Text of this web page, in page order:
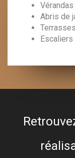
Vérandas
Abris de